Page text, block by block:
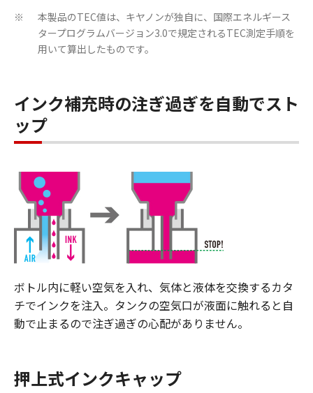
※
本製品のTEC値は、キヤノンが独自に、国際エネルギース
タープログラムバージョン3.0で規定されるTEC測定手順を
用いて算出したものです。
インク補充時の注ぎ過ぎを自動でスト
ップ
ボトル内に軽い空気を入れ、気体と液体を交換するカタ
チでインクを注入。タンクの空気口が液面に触れると自
動で止まるので注ぎ過ぎの心配がありません。
押上式インクキャップ